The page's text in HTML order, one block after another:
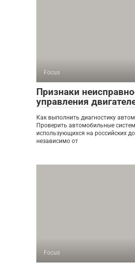
Focus
Признаки
управления
Как выполнить диагностику
Проверить автомобильные
использующихся на российских
независимо от
Focus